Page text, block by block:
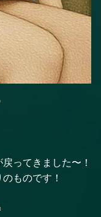
ってきました〜！
ものです！